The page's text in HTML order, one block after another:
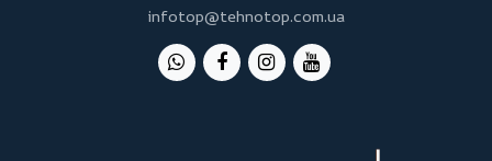
infotop@tehnotop.com.ua